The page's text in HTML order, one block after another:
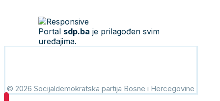
Portal sdp.ba je prilagođen svim
uređajima.
© 2026 Socijaldemokratska partija Bosne i Hercegovine